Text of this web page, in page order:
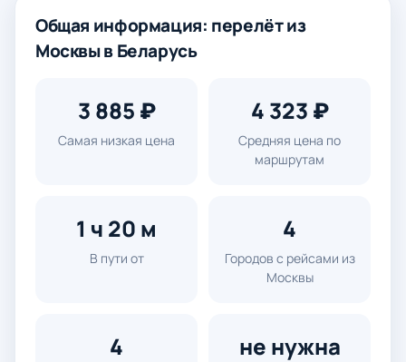
Общая информация: перелёт из
Москвы в Беларусь
3 885 ₽
Самая низкая цена
4 323 ₽
Средняя цена по
маршрутам
1 ч 20 м
В пути от
4
Городов с рейсами из
Москвы
4 не нужна